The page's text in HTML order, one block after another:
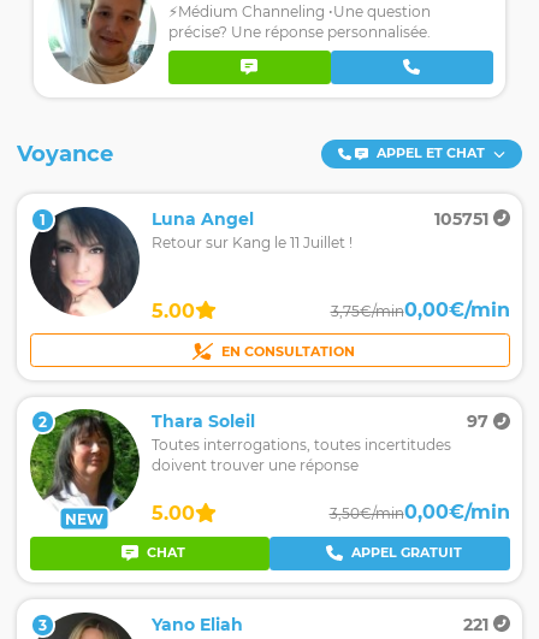
⚡️Médium Channeling •Une question
précise? Une réponse personnalisée.
Voyance APPEL ET CHAT
1 Luna Angel 105751
Retour sur Kang le 11 Juillet !
5.00 3,75€/min0,00€/min
EN CONSULTATION
NEW
2 Thara Soleil 97
Toutes interrogations, toutes incertitudes
doivent trouver une réponse
5.00 3,50€/min0,00€/min
CHAT APPEL GRATUIT
3 Yano Eliah 221